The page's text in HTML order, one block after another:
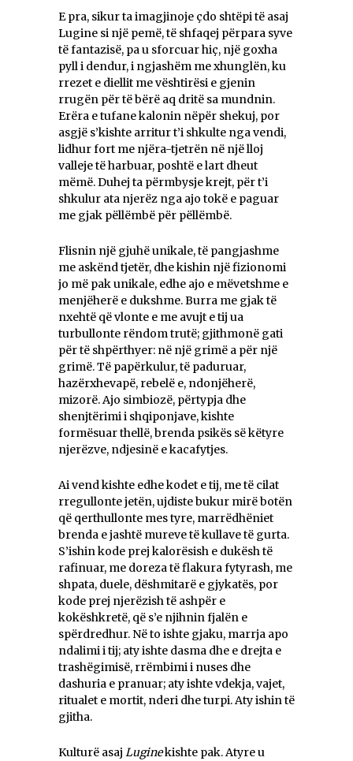
E pra, sikur ta imagjinoje çdo shtëpi të asaj
Lugine si një pemë, të shfaqej përpara syve
të fantazisë, pa u sforcuar hiç, një goxha
pyll i dendur, i ngjashëm me xhunglën, ku
rrezet e diellit me vështirësi e gjenin
rrugën për të bërë aq dritë sa mundnin.
Erëra e tufane kalonin nëpër shekuj, por
asgjë s’kishte arritur t’i shkulte nga vendi,
lidhur fort me njëra-tjetrën në një lloj
valleje të harbuar, poshtë e lart dheut
mëmë. Duhej ta përmbysje krejt, për t’i
shkulur ata njerëz nga ajo tokë e paguar
me gjak pëllëmbë për pëllëmbë.
Flisnin një gjuhë unikale, të pangjashme
me askënd tjetër, dhe kishin një fizionomi
jo më pak unikale, edhe ajo e mëvetshme e
menjëherë e dukshme. Burra me gjak të
nxehtë që vlonte e me avujt e tij ua
turbullonte rëndom trutë; gjithmonë gati
për të shpërthyer: në një grimë a për një
grimë. Të papërkulur, të paduruar,
hazërxhevapë, rebelë e, ndonjëherë,
mizorë. Ajo simbiozë, përtypja dhe
shenjtërimi i shqiponjave, kishte
formësuar thellë, brenda psikës së këtyre
njerëzve, ndjesinë e kacafytjes.
Ai vend kishte edhe kodet e tij, me të cilat
rregullonte jetën, ujdiste bukur mirë botën
që qerthullonte mes tyre, marrëdhëniet
brenda e jashtë mureve të kullave të gurta.
S’ishin kode prej kalorësish e dukësh të
rafinuar, me doreza të flakura fytyrash, me
shpata, duele, dëshmitarë e gjykatës, por
kode prej njerëzish të ashpër e
kokëshkretë, që s’e njihnin fjalën e
spërdredhur. Në to ishte gjaku, marrja apo
ndalimi i tij; aty ishte dasma dhe e drejta e
trashëgimisë, rrëmbimi i nuses dhe
dashuria e pranuar; aty ishte vdekja, vajet,
ritualet e mortit, nderi dhe turpi. Aty ishin të
gjitha.
Kulturë asaj Luginekishte pak. Atyre u